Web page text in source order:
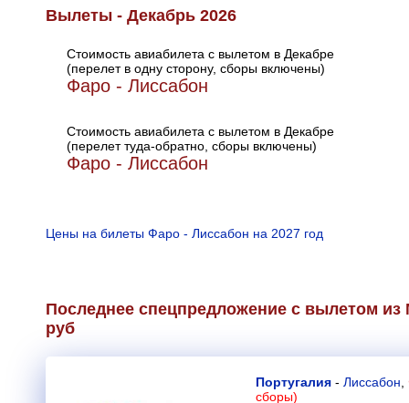
Вылеты - Декабрь 2026
Стоимость авиабилета с вылетом в Декабре
(перелет в одну сторону, сборы включены)
Фаро - Лиссабон
Стоимость авиабилета с вылетом в Декабре
(перелет туда-обратно, сборы включены)
Фаро - Лиссабон
Цены на билеты Фаро - Лиссабон на 2027 год
Последнее спецпредложение с вылетом
руб
Португалия - Лиссабон
сборы)